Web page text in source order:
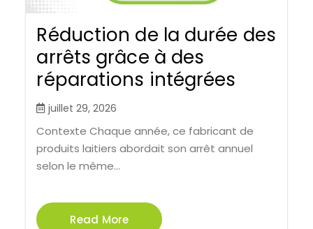
Réduction de la durée des
arrêts grâce à des
réparations intégrées
juillet 29, 2026
Contexte Chaque année, ce fabricant de
produits laitiers abordait son arrêt annuel
selon le même...
Read More